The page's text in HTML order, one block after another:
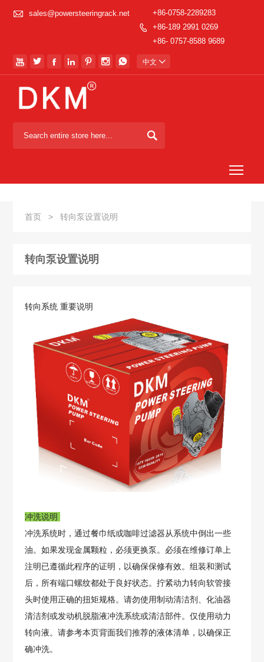
 sales@powersteeringrack.net

+86-0758-2289283
+86-189 2991 0269
+86- 0757-8588 9689
       中文 

首页 > 转向泵设置说明
转向泵设置说明
转向系统 重要说明
冲洗说明
冲洗系统时，通过餐巾纸或咖啡过滤器从系统中倒出一些
油。如果发现金属颗粒，必须更换泵。必须在维修订单上
注明已遵循此程序的证明，以确保保修有效。组装和测试
后，所有端口螺纹都处于良好状态。拧紧动力转向软管接
头时使用正确的扭矩规格。请勿使用制动清洁剂、化油器
清洁剂或发动机脱脂液冲洗系统或清洁部件。仅使用动力
转向液。请参考本页背面我们推荐的液体清单，以确保正
确冲洗。